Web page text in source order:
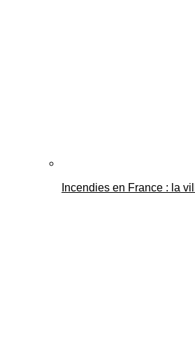
Incendies en France : la